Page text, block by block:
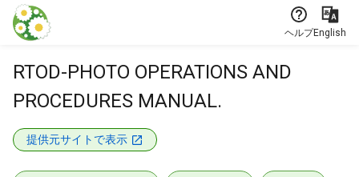
本文に飛ぶ
ヘルプEnglish
RTOD-PHOTO OPERATIONS AND
PROCEDURES MANUAL.
提供元サイトで表示